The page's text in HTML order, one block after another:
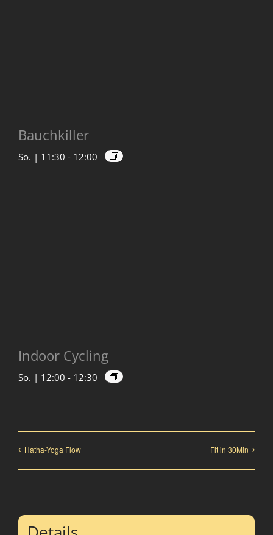
Bauchkiller
So. | 11:30 - 12:00
Indoor Cycling
So. | 12:00 - 12:30
Hatha-Yoga Flow Fit in 30Min